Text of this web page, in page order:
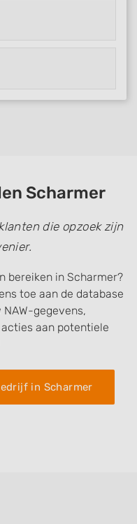
Scharmer
die opzoek zijn
bereiken in Scharmer?
toe aan de database
NAW-gegevens,
aan potentiele
in Scharmer